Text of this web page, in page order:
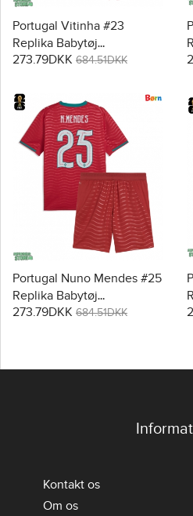
Portugal Vitinha #23
Replika Babytøj
Hjemmebanesæt Børn VM
bukser)
273.79DKK 684.51DKK
Portugal Nuno Mendes #25
Replika Babytøj
Hjemmebanesæt Børn VM
273.79DKK 684.51DKK
Kontakt os
Om os